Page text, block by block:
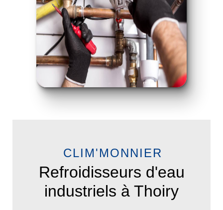
CLIM'MONNIER
Refroidisseurs d'eau
industriels à Thoiry